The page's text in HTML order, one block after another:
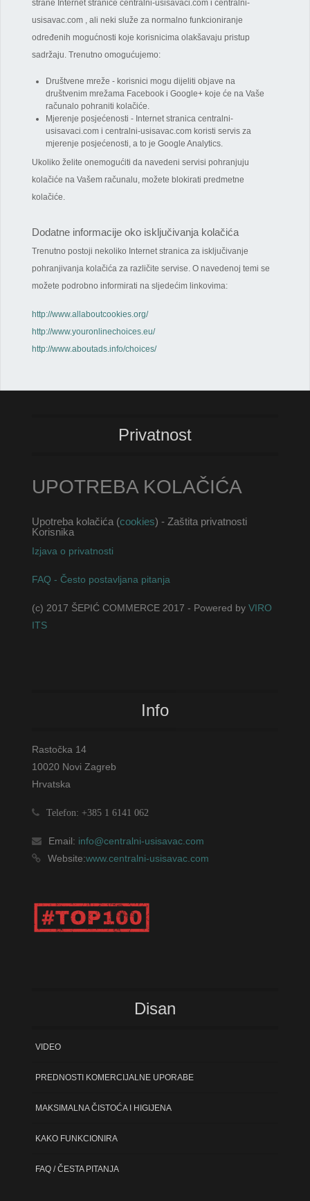
strane Internet stranice centralni-usisavaci.com i centralni-
usisavac.com , ali neki služe za normalno funkcioniranje
određenih mogućnosti koje korisnicima olakšavaju pristup
sadržaju. Trenutno omogućujemo:
Društvene mreže - korisnici mogu dijeliti objave na
društvenim mrežama Facebook i Google+ koje će na Vaše
računalo pohraniti kolačiće.
Mjerenje posjećenosti - Internet stranica centralni-
usisavaci.com i centralni-usisavac.com koristi servis za
mjerenje posjećenosti, a to je Google Analytics.
Ukoliko želite onemogućiti da navedeni servisi pohranjuju
kolačiće na Vašem računalu, možete blokirati predmetne
kolačiće.
Dodatne informacije oko isključivanja kolačića
Trenutno postoji nekoliko Internet stranica za isključivanje
pohranjivanja kolačića za različite servise. O navedenoj temi se
možete podrobno informirati na sljedećim linkovima:
http://www.allaboutcookies.org/
http://www.youronlinechoices.eu/
http://www.aboutads.info/choices/
Privatnost
UPOTREBA KOLAČIĆA
Upotreba kolačića (cookies) - Zaštita privatnosti
Korisnika
Izjava o privatnosti
FAQ - Često postavljana pitanja
(c) 2017 ŠEPIĆ COMMERCE 2017 - Powered byVIRO
ITS
Info
Rastočka 14
10020 Novi Zagreb
Hrvatska
Telefon: +385 1 6141 062
Email: info@centralni-usisavac.com
Website:www.centralni-usisavac.com
Disan
VIDEO
PREDNOSTI KOMERCIJALNE UPORABE
MAKSIMALNA ČISTOĆA I HIGIJENA
KAKO FUNKCIONIRA
FAQ / ČESTA PITANJA